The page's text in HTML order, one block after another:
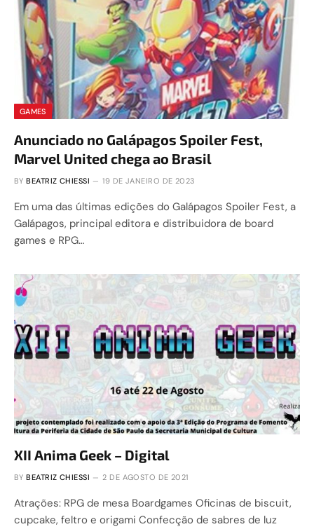
GAMES
Anunciado no Galápagos Spoiler Fest,
Marvel United chega ao Brasil
BY BEATRIZ CHIESSI 19 DE JANEIRO DE 2023
Em uma das últimas edições do Galápagos Spoiler Fest, a
Galápagos, principal editora e distribuidora de board
games e RPG…
XII Anima Geek – Digital
BY BEATRIZ CHIESSI 2 DE AGOSTO DE 2021
Atrações: RPG de mesa Boardgames Oficinas de biscuit,
cupcake, feltro e origami Confecção de sabres de luz